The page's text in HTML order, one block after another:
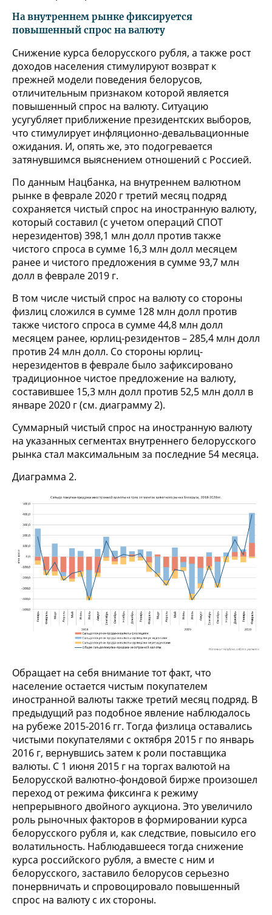
На внутреннем рынке фиксируется
повышенный спрос на валюту
Снижение курса белорусского рубля, а также рост
доходов населения стимулируют возврат к
прежней модели поведения белорусов,
отличительным признаком которой является
повышенный спрос на валюту. Ситуацию
усугубляет приближение президентских выборов,
что стимулирует инфляционно-девальвационные
ожидания. И, опять же, это подогревается
затянувшимся выяснением отношений с Россией.
По данным Нацбанка, на внутреннем валютном
рынке в феврале 2020 г третий месяц подряд
сохраняется чистый спрос на иностранную валюту,
который составил (с учетом операций СПОТ
нерезидентов) 398,1 млн долл против также
чистого спроса в сумме 16,3 млн долл месяцем
ранее и чистого предложения в сумме 93,7 млн
долл в феврале 2019 г.
В том числе чистый спрос на валюту со стороны
физлиц сложился в сумме 128 млн долл против
также чистого спроса в сумме 44,8 млн долл
месяцем ранее, юрлиц-резидентов – 285,4 млн долл
против 24 млн долл. Со стороны юрлиц-
нерезидентов в феврале было зафиксировано
традиционное чистое предложение на валюту,
составившее 15,3 млн долл против 52,5 млн долл в
январе 2020 г (см. диаграмму 2).
Суммарный чистый спрос на иностранную валюту
на указанных сегментах внутреннего белорусского
рынка стал максимальным за последние 54 месяца.
Диаграмма 2.
Обращает на себя внимание тот факт, что
население остается чистым покупателем
иностранной валюты также третий месяц подряд. В
предыдущий раз подобное явление наблюдалось
на рубеже 2015-2016 гг. Тогда физлица оставались
чистыми покупателями с октября 2015 г по январь
2016 г, вернувшись затем к роли поставщика
валюты. С 1 июня 2015 г на торгах валютой на
Белорусской валютно-фондовой бирже произошел
переход от режима фиксинга к режиму
непрерывного двойного аукциона. Это увеличило
роль рыночных факторов в формировании курса
белорусского рубля и, как следствие, повысило его
волатильность. Наблюдавшееся тогда снижение
курса российского рубля, а вместе с ним и
белорусского, заставило белорусов серьезно
понервничать и спровоцировало повышенный
спрос на валюту с их стороны.